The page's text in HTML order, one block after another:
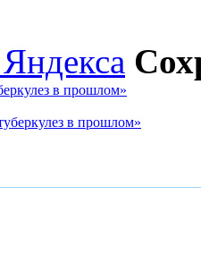
в прошлом»